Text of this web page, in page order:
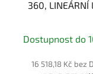
360, LINEÁRNÍ
Dostupnost do
16 518,18 Kč bez